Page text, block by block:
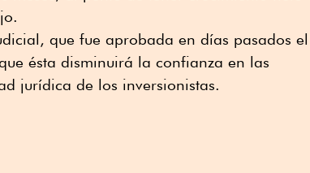
que fue aprobada en días pasados el
ésta disminuirá la confianza en las
jurídica de los inversionistas.